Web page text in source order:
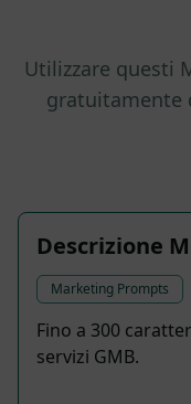
Utilizzare questi
gratuitamente
Descrizione
Marketing Prompts
Fino a 300
servizi GMB.